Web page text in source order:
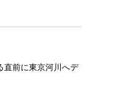
直前に東京河川へデ